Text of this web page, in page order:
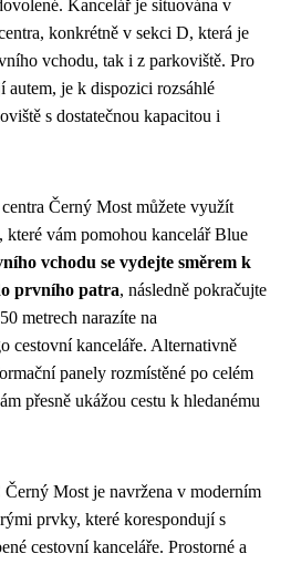
Kancelář je situována v
konkrétně v sekci D, která je
vchodu, tak i z parkoviště. Pro
je k dispozici rozsáhlé
s dostatečnou kapacitou i
Černý Most můžete využít
vám pomohou kancelář Blue
vchodu se vydejte směrem k
prvního patra, následně pokračujte
metrech narazíte na
cestovní kanceláře. Alternativně
panely rozmístěné po celém
přesně ukážou cestu k hledanému
Most je navržena v moderním
prvky, které korespondují s
cestovní kanceláře. Prostorné a